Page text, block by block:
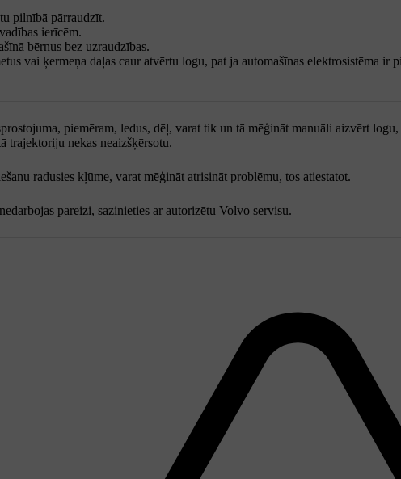
pilnībā pārraudzīt.
ierīcēm.
bērnus bez uzraudzības.
vai ķermeņa daļas caur atvērtu logu, pat ja automašīnas elektrosistēma ir
piemēram, ledus, dēļ, varat tik un tā mēģināt manuāli aizvērt
trajektoriju nekas neaizšķērsotu.
radusies kļūme, varat mēģināt atrisināt problēmu, tos atiestatot.
pareizi, sazinieties ar autorizētu Volvo servisu.